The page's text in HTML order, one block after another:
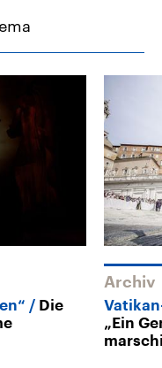
Die
Archiv
„Ein